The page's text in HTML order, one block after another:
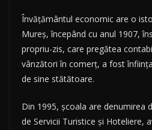
Învăţământul economic are o
Mureş, începând cu anul 1907,
propriu-zis, care pregătea
vânzători în comerţ, a fost
de sine stătătoare.
Din 1995, şcoala are denumirea
de Servicii Turistice şi Hoteliere,